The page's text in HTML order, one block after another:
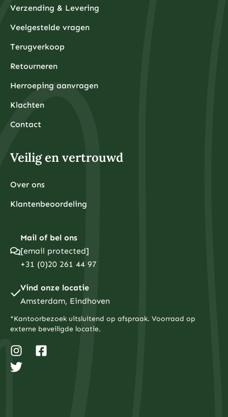
Verzending & Levering
Veelgestelde vragen
Terugverkoop
Retourneren
Herroeping aanvragen
Klachten
Contact
Veilig en vertrouwd
Over ons
Klantenbeoordeling
Mail of bel ons
[email protected]
+31 (0)20 261 44 97
Vind onze locatie
Amsterdam, Eindhoven
*Kantoorbezoek uitsluitend op afspraak. Voorraad op
externe beveiligde locatie.
n
s
t
a
w
i
t